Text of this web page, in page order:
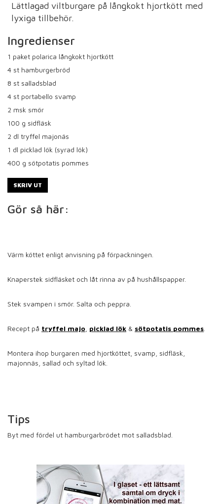
Lättlagad viltburgare på långkokt hjortkött med
lyxiga tillbehör.
Ingredienser
1 paket polarica långkokt hjortkött
4 st hamburgerbröd
8 st salladsblad
4 st portabello svamp
2 msk smör
100 g sidfläsk
2 dl tryffel majonäs
1 dl picklad lök (syrad lök)
400 g sötpotatis pommes
SKRIV UT
Gör så här:
Värm köttet enligt anvisning på förpackningen.
Knaperstek sidfläsket och låt rinna av på hushållspapper.
Stek svampen i smör. Salta och peppra.
Recept på tryffel majo picklad lök & sötpotatis pommes
Montera ihop burgaren med hjortköttet, svamp, sidfläsk,
majonnäs, sallad och syltad lök.
Tips
Byt med fördel ut hamburgarbrödet mot salladsblad.